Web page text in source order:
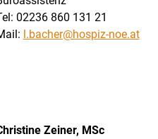
02236 860 131 21
l.bacher@hospiz-noe.at
Zeiner, MSc